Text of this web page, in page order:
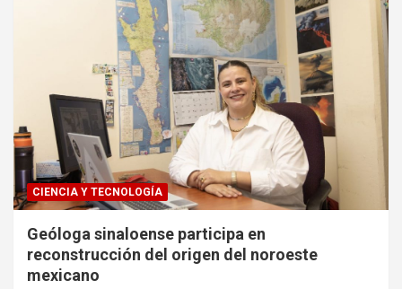
CIENCIA Y TECNOLOGÍA
Geóloga sinaloense participa en
reconstrucción del origen del noroeste
mexicano